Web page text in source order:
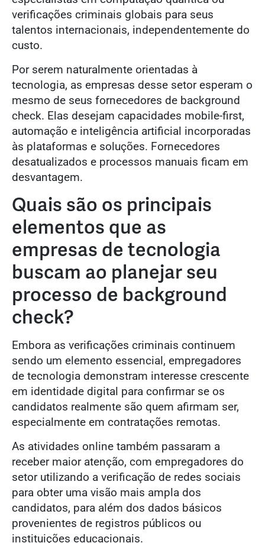
verificações criminais globais para seus
talentos internacionais, independentemente do
custo.
Por serem naturalmente orientadas à
tecnologia, as empresas desse setor esperam o
mesmo de seus fornecedores de background
check. Elas desejam capacidades mobile-first,
automação e inteligência artificial incorporadas
às plataformas e soluções. Fornecedores
desatualizados e processos manuais ficam em
desvantagem.
Quais são os principais
elementos que as
empresas de tecnologia
buscam ao planejar seu
processo de background
check?
Embora as verificações criminais continuem
sendo um elemento essencial, empregadores
de tecnologia demonstram interesse crescente
em identidade digital para confirmar se os
candidatos realmente são quem afirmam ser,
especialmente em contratações remotas.
As atividades online também passaram a
receber maior atenção, com empregadores do
setor utilizando a verificação de redes sociais
para obter uma visão mais ampla dos
candidatos, para além dos dados básicos
provenientes de registros públicos ou
instituições educacionais.